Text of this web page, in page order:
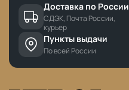
Доставка по России
СДЭК, Почта России,
курьер
Пункты выдачи
По всей России